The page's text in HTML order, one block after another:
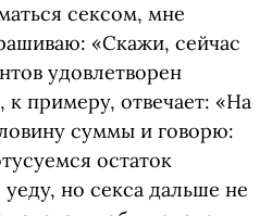
сексом, мне
«Скажи, сейчас
удовлетворен
примеру, отвечает: «На
суммы и говорю:
остаток
но секса дальше не